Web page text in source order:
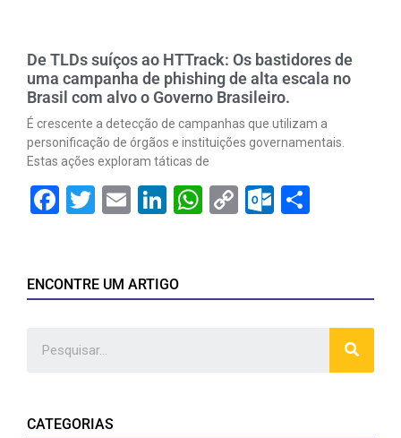
De TLDs suíços ao HTTrack: Os bastidores de
uma campanha de phishing de alta escala no
Brasil com alvo o Governo Brasileiro.
É crescente a detecção de campanhas que utilizam a
personificação de órgãos e instituições governamentais.
Estas ações exploram táticas de
Facebook
Twitter
EmailLinkedIn
WhatsApp
Copy
ENCONTRE UM ARTIGO
CATEGORIAS